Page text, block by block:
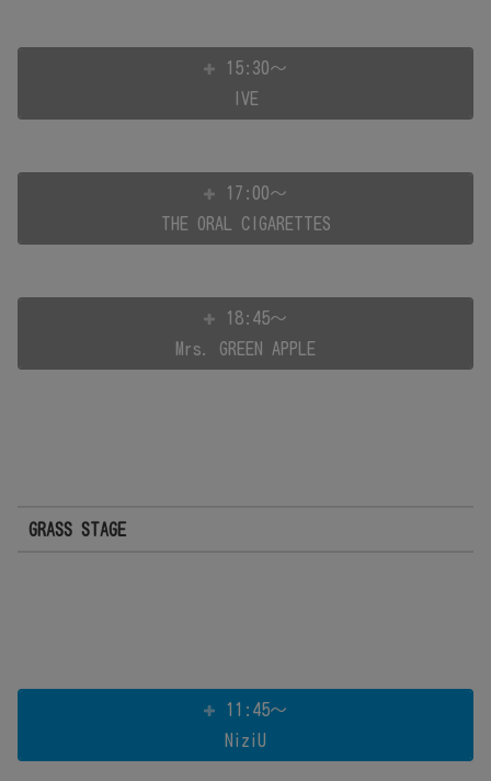
15:30～
IVE
17:00～
THE ORAL CIGARETTES
18:45～
Mrs. GREEN APPLE
GRASS STAGE
11:45～
NiziU